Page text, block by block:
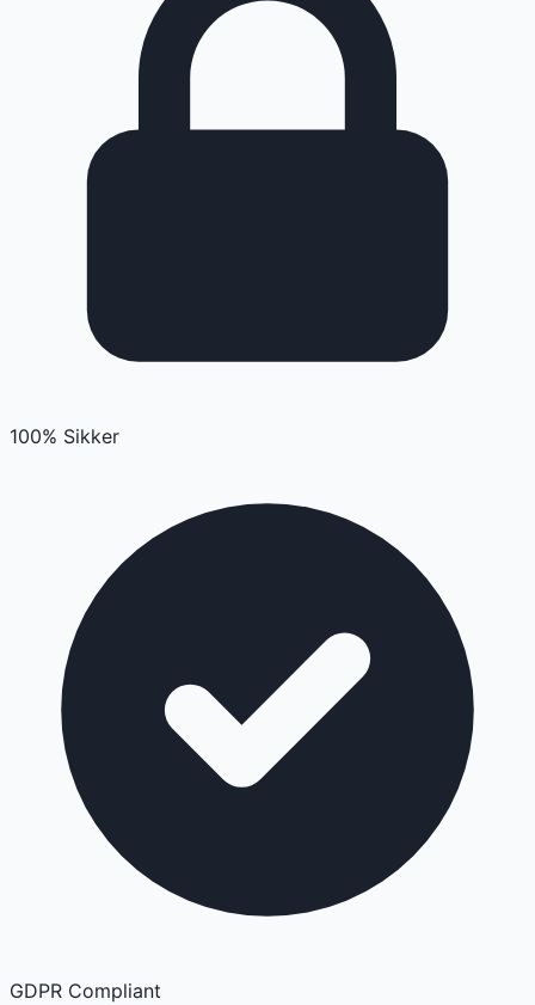
100% Sikker
GDPR Compliant